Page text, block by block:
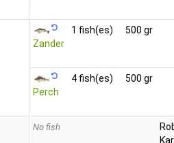
Zander
1 fish(es) 500 gr
Perch
4 fish(es) 500 gr
No fish